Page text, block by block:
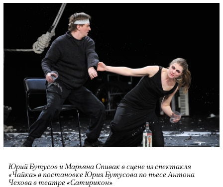
Юрий Бутусов и Марьяна Спивак в сцене из спектакля
«Чайка» в постановке Юрия Бутусова по пьесе Антона
Чехова в театре «Сатирикон»